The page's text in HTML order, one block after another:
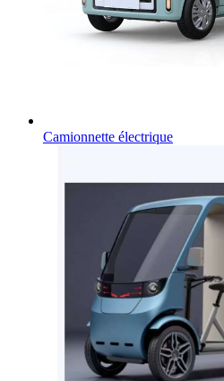
Camionnette électrique